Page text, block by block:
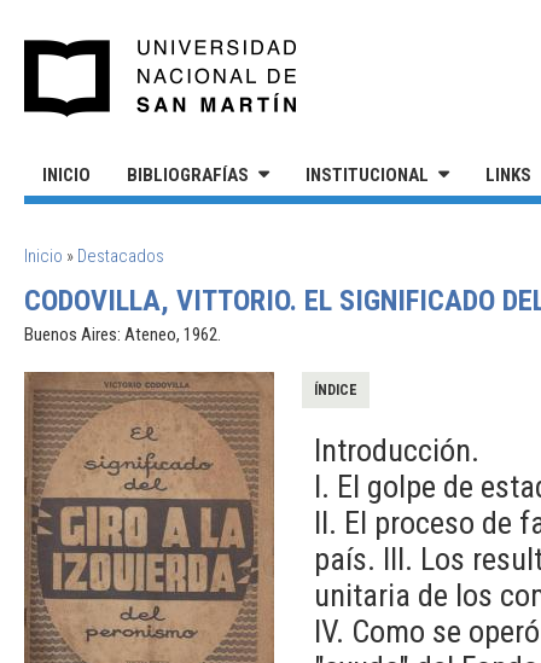
INICIO BIBLIOGRAFÍAS INSTITUCIONAL LINKS
SE ENCUENTRA USTED AQUÍ
Inicio » Destacados
CODOVILLA, VITTORIO. EL SIGNIFICADO
Buenos Aires: Ateneo, 1962.
ÍNDICE
Introducción.
I. El golpe de
II. El proceso de
país. III. Los
unitaria de los
IV. Como se